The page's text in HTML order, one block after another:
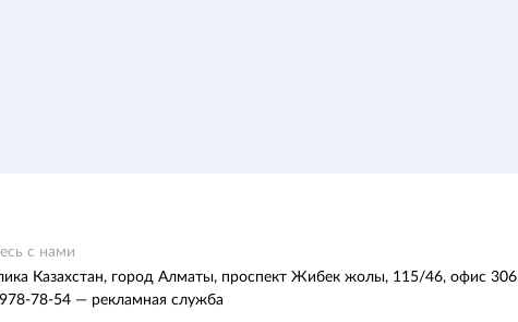
с нами
Казахстан, город Алматы, проспект Жибек жолы, 115/46, офис 306
78-54 — рекламная служба